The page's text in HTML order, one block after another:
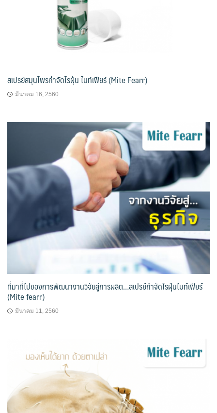
สเปรย์สมุนไพรกำจัดไรฝุ่น ไมท์เฟียร์ (Mite Fearr)
มีนาคม 16, 2560
ที่มาที่ไปของการพัฒนางานวิจัยสู่การผลิต…สเปรย์กำจัดไรฝุ่นไมท์เฟียร์
(Mite fearr)
มีนาคม 11, 2560